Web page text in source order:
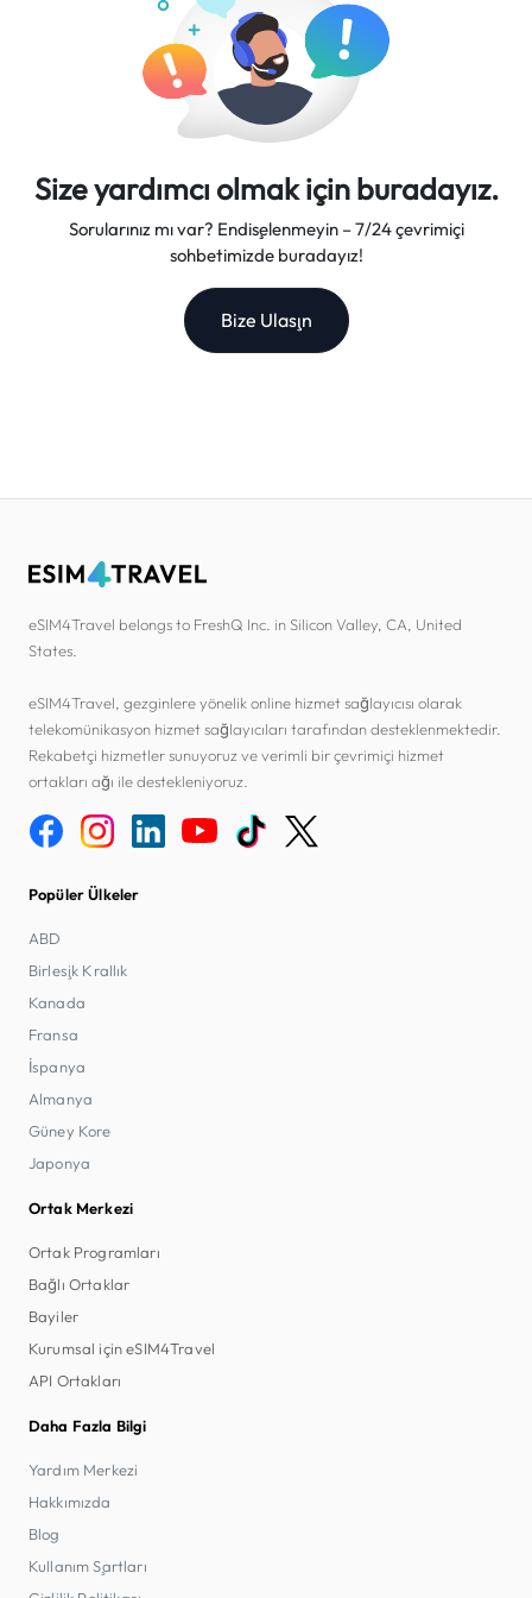
Size yardımcı olmak için buradayız.
Sorularınız mı var? Endişelenmeyin – 7/24 çevrimiçi
sohbetimizde buradayız!
Bize Ulaşın
eSIM4Travel belongs to FreshQ Inc. in Silicon Valley, CA, United
States.
eSIM4Travel, gezginlere yönelik online hizmet sağlayıcısı olarak
telekomünikasyon hizmet sağlayıcıları tarafından desteklenmektedir.
Rekabetçi hizmetler sunuyoruz ve verimli bir çevrimiçi hizmet
ortakları ağı ile destekleniyoruz.
Popüler Ülkeler
ABD
Birleşik Krallık
Kanada
Fransa
İspanya
Almanya
Güney Kore
Japonya
Ortak Merkezi
Ortak Programları
Bağlı Ortaklar
Bayiler
Kurumsal için eSIM4Travel
API Ortakları
Daha Fazla Bilgi
Yardım Merkezi
Hakkımızda
Blog
Kullanım Şartları